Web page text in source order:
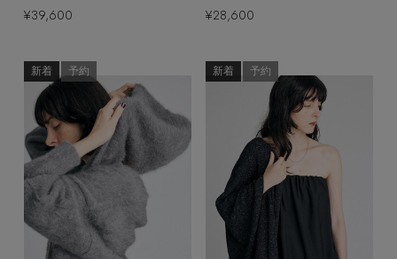
PERSONAL COLOR
エディター厳選ギフト
¥39,600 ¥28,600
新着 予約 新着 予約